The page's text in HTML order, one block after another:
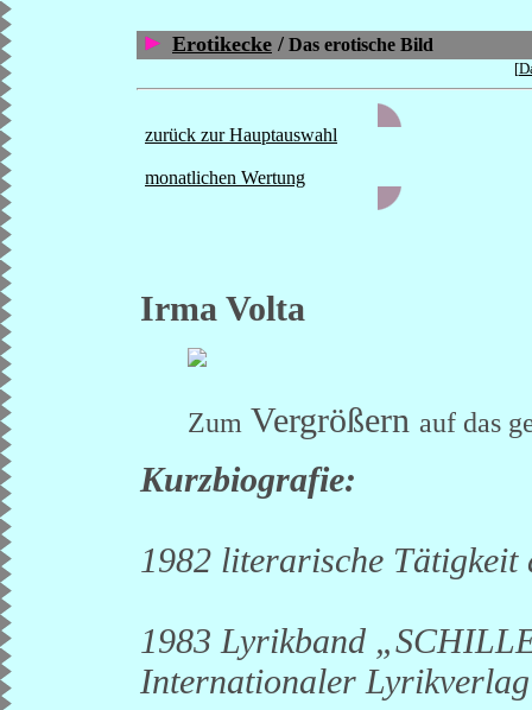
Erotikecke / Das erotische Bild
[
zurück zur Hauptauswahl
monatlichen Wertung
Irma Volta
Zum Vergrößern auf das
Kurzbiografie:
1982 literarische Tätigkeit
1983 Lyrikband
Internationaler Lyrikverlag